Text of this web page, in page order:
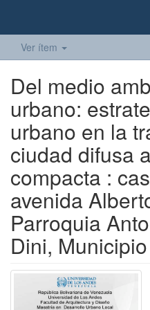
Ver ítem
Del medio
urbano:
urbano en la
ciudad difusa
compacta :
avenida
Parroquia
Dini,